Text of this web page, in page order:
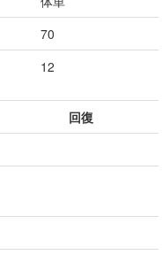
70
12
回復